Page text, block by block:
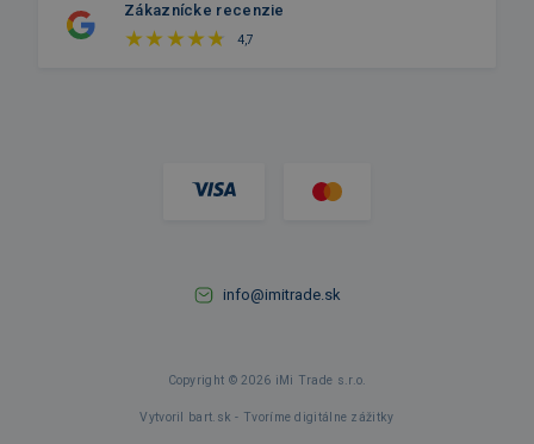
Zákaznícke recenzie
4,7
info@imitrade.sk
Copyright © 2026 iMi Trade s.r.o.
Vytvoril bart.sk - Tvoríme digitálne zážitky